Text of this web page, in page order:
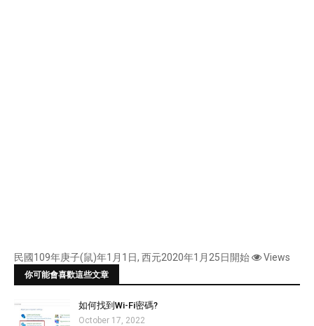
民國109年庚子(鼠)年1月1日, 西元2020年1月25日開始 Views
你可能會喜歡這些文章
如何找到Wi-Fi密碼?
October 17, 2022